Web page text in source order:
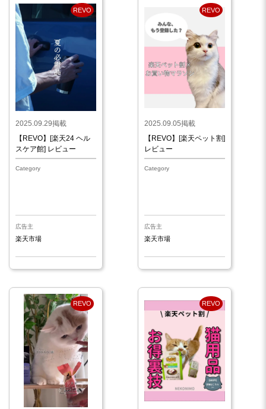
REVO
2025.09.29掲載
【REVO】[楽天24 ヘル
スケア館] レビュー
Category
広告主
楽天市場
REVO
2025.09.05掲載
【REVO】[楽天ペット割]
レビュー
Category
広告主
楽天市場
REVO REVO